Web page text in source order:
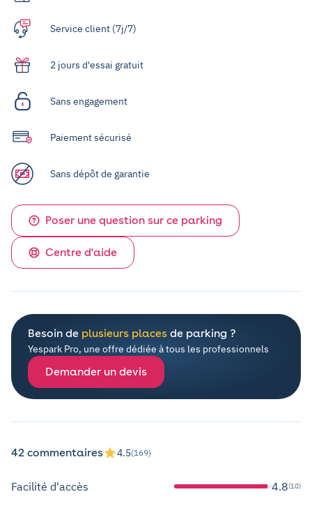
Service client (7j/7)
2 jours d'essai gratuit
Sans engagement
Paiement sécurisé
Sans dépôt de garantie
Poser une question sur ce parking
Centre d'aide
Besoin de plusieurs places de parking ?
Yespark Pro, une offre dédiée à tous les professionnels
Demander un devis
42 commentaires 4.5(169)
Facilité d'accès 4.8(10)